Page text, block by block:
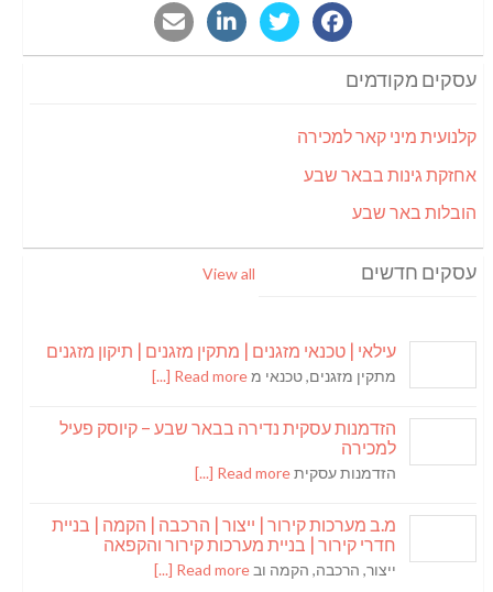
עסקים מקודמים
קלנועית מיני קאר למכירה
אחזקת גינות בבאר שבע
הובלות באר שבע
עסקים חדשים View all
עילאי | טכנאי מזגנים | מתקין מזגנים | תיקון מזגנים
מתקין מזגנים, טכנאי מRead more [...]
הזדמנות עסקית נדירה בבאר שבע – קיוסק פעיל
למכירה
הזדמנות עסקיתRead more [...]
מ.ב מערכות קירור | ייצור | הרכבה | הקמה | בניית
חדרי קירור | בניית מערכות קירור והקפאה
ייצור, הרכבה, הקמה וב Read more [...]